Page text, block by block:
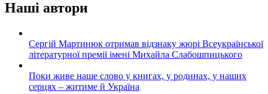
Наші автори
Сергій Мартинюк отримав відзнаку жюрі Всеукраїнської
літературної премії імені Михайла Слабошпицького
Поки живе наше слово у книгах, у родинах, у наших
серцях – житиме й Україна